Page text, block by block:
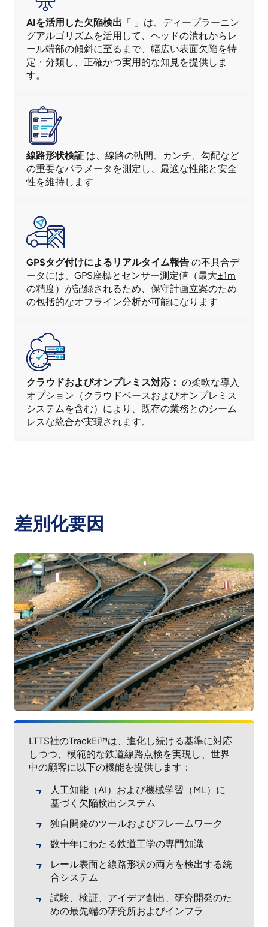
AIを活用した欠陥検出 「 」は、 ディープラーニン
グアルゴリズムを活用して、ヘッドの潰れからレ
ール端部の傾斜に至るまで、幅広い表面欠陥を特
定・分類し、正確かつ実用的な知見を提供しま
す。
線路形状検証 は、線路の軌間、カンチ、勾配など
の重要なパラメータを測定し、最適な性能と安全
性を維持します
GPSタグ付けによるリアルタイム報告 の不具合デ
ータには、GPS座標とセンサー測定値（最大±1m
の精度）が記録されるため、保守計画立案のため
の包括的なオフライン分析が可能になります
クラウドおよびオンプレミス対応： の柔軟な導入
オプション（クラウドベースおよびオンプレミス
システムを含む）により、既存の業務とのシーム
レスな統合が実現されます。
差別化要因
LTTS社のTrackEi™は、進化し続ける基準に対応
しつつ、模範的な鉄道線路点検を実現し、世界
中の顧客に以下の機能を提供します：
人工知能（AI）および機械学習（ML）に
基づく欠陥検出システム
独自開発のツールおよびフレームワーク
数十年にわたる鉄道工学の専門知識
レール表面と線路形状の両方を検出する統
合システム
試験、検証、アイデア創出、研究開発のた
めの最先端の研究所およびインフラ